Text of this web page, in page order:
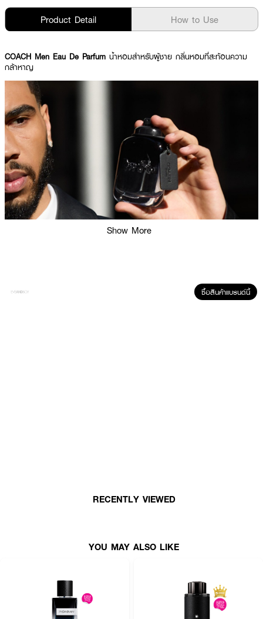
Product Detail How to Use
COACH Men Eau De Parfum น้ำหอมสำหรับผู้ชาย กลิ่นหอมที่สะท้อนความ
กล้าหาญ
COACH Men Eau De Parfum ถ่ายทอดความเข้มข้นและมีชีวิตชีวาของกลิ่น
อำพันที่โดดเด่น เริ่มต้นด้วยกลิ่นสดชื่นของเบอร์กาม็อตและเจอราเนียม ผสมผสาน
Show More
ซื้อสินค้าแบรนด์นี้
RECENTLY VIEWED
YOU MAY ALSO LIKE